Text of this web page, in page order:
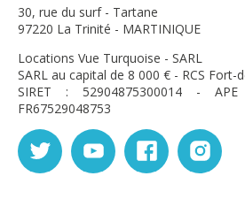
30, rue du surf - Tartane
97220 La Trinité - MARTINIQUE
Locations Vue Turquoise - SARL
SARL au capital de 8 000 € - RCS Fort-
SIRET : 52904875300014 -
FR67529048753